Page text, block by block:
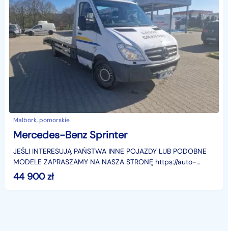
Malbork, pomorskie
Mercedes-Benz Sprinter
JEŚLI INTERESUJĄ PAŃSTWA INNE POJAZDY LUB PODOBNE
MODELE ZAPRASZAMY NA NASZA STRONĘ https://auto-
czermak.plSprzedajemy samochody przygotowane
44 900zł